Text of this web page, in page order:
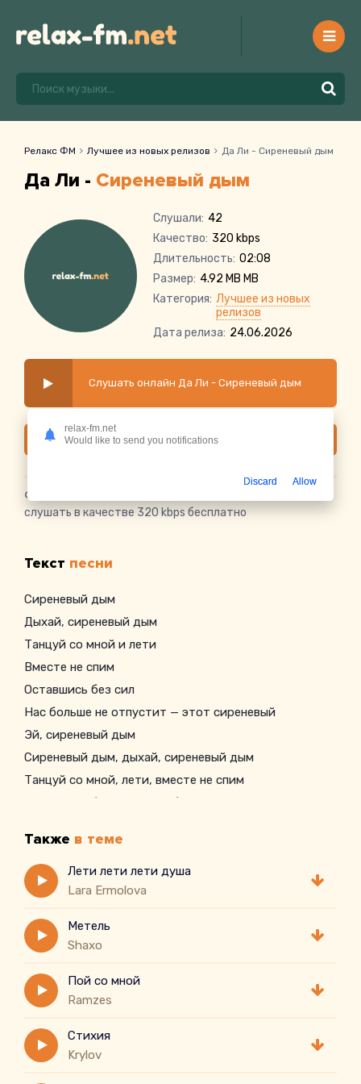
Релакс ФМ Лучшее из новых релизов Да Ли - Сиреневый дым
Да Ли - Сиреневый дым
Слушали: 42
Качество: 320 kbps
Длительность: 02:08
Размер: 4.92 MB MB
Категория: Лучшее из новых
релизов
Дата релиза: 24.06.2026
Слушать онлайн Да Ли - Сиреневый дым
Скачать
Скачать песню Да Ли - Сиреневый дым
слушать в качестве 320 kbps бесплатно
Текст песни
Сиреневый дым
Дыхай, сиреневый дым
Танцуй со мной и лети
Вместе не спим
Оставшись без сил
Нас больше не отпустит — этот сиреневый
Эй, сиреневый дым
Сиреневый дым, дыхай, сиреневый дым
Танцуй со мной, лети, вместе не спим
Оставшись без сил — нас больше не отпустит
Также в теме
Лети лети лети душа
Lara Ermolova
Метель
Shaxo
Пой со мной
Ramzes
Стихия
Krylov
relax-fm.net
Would like to send you notifications
Discard Allow